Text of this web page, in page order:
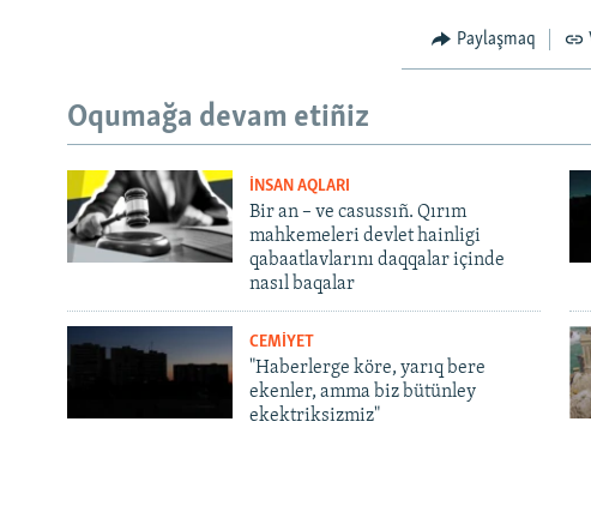
Paylaşmaq
Oqumağa devam etiñiz
İNSAN AQLARI
Bir an – ve casussıñ. Qırım
mahkemeleri devlet hainligi
qabaatlavlarını daqqalar içinde
nasıl baqalar
CEMİYET
"Haberlerge köre, yarıq bere
ekenler, amma biz bütünley
ekektriksizmiz"